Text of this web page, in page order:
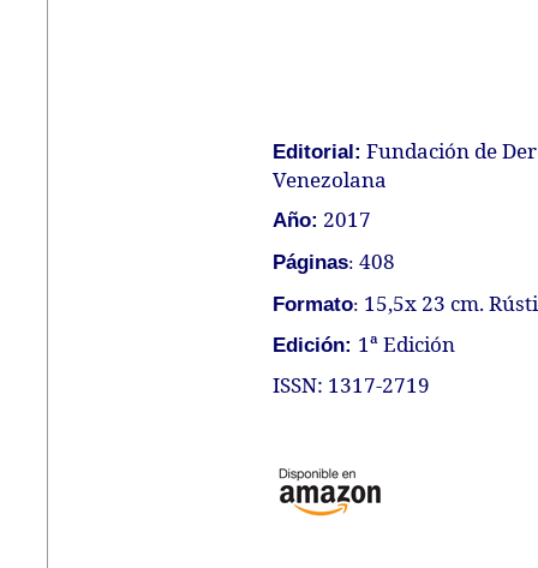
Editorial: Fundación de
Venezolana
Año: 2017
Páginas: 408
Formato: 15,5x 23 cm.
Edición: 1ª Edición
ISSN: 1317-2719